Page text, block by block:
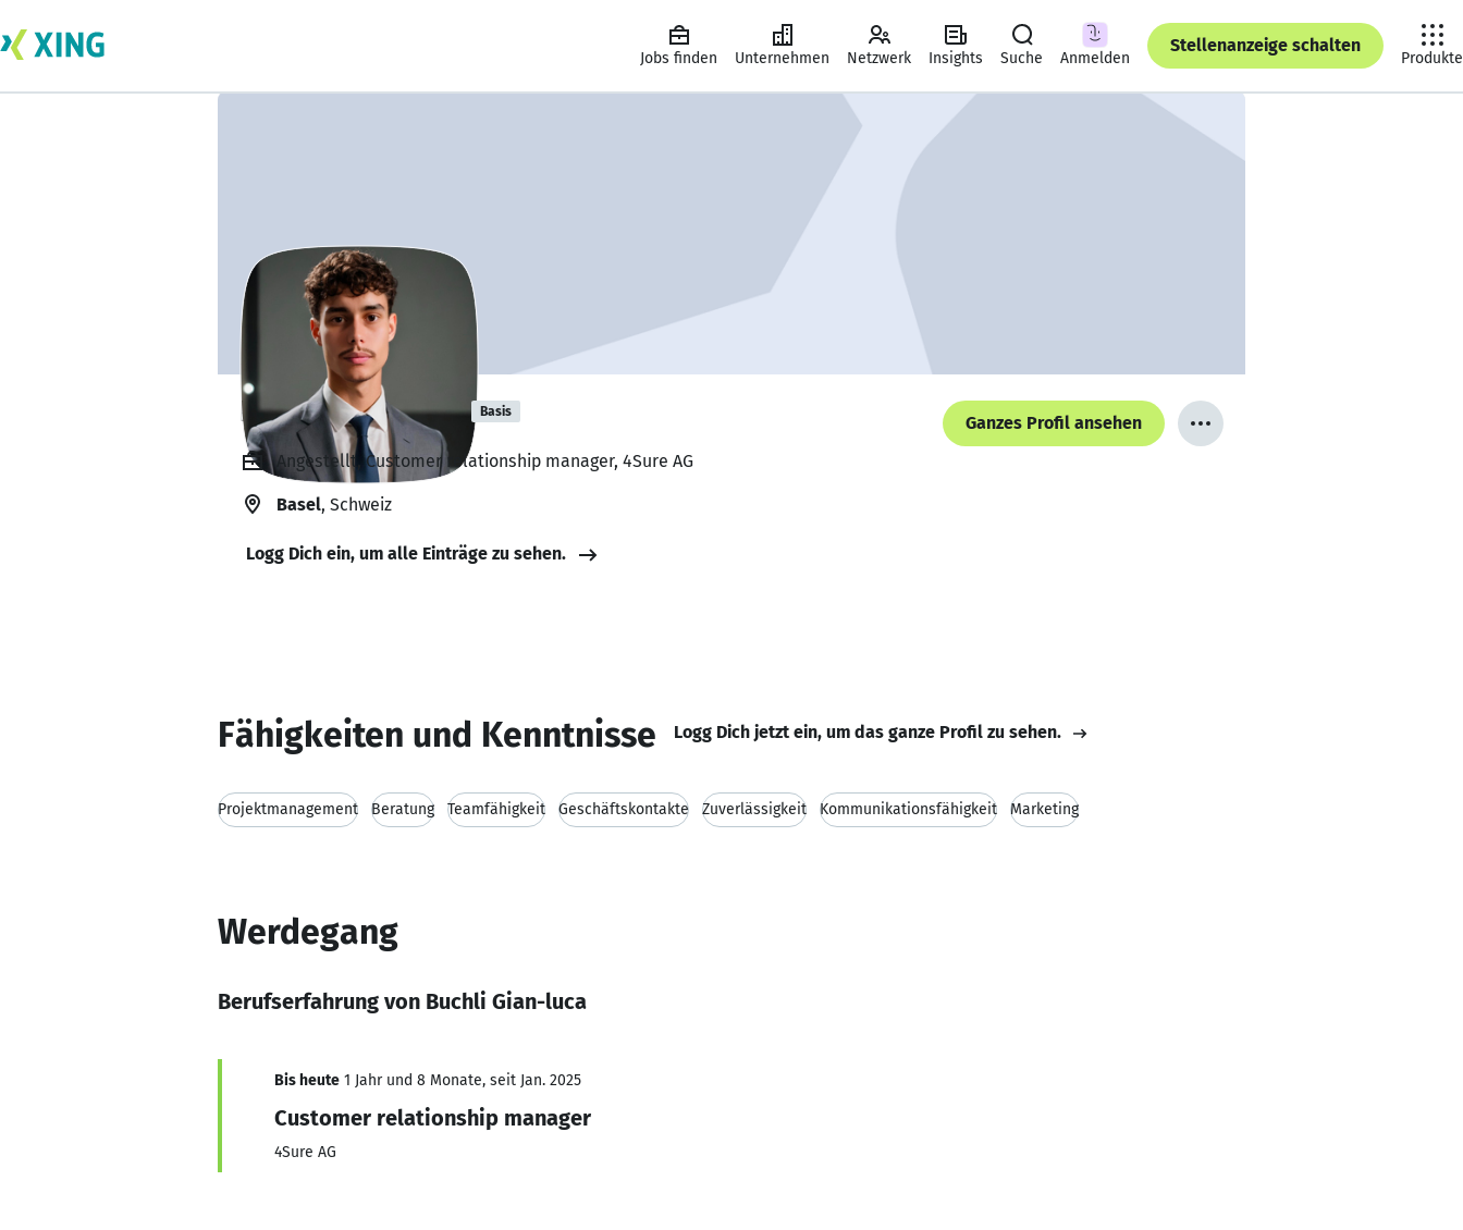
Jobs finden Unternehmen Netzwerk Insights Suche Anmelden
Stellenanzeige schalten
Produkte
Buchli Gian-luca Basis
Ganzes Profil ansehen
Angestellt, Customer relationship manager, 4Sure AG
Basel, Schweiz
Logg Dich ein, um alle Einträge zu sehen.
Fähigkeiten und Kenntnisse Logg Dich jetzt ein, um das ganze Profil zu sehen.
Projektmanagement Beratung Teamfähigkeit Geschäftskontakte Zuverlässigkeit Kommunikationsfähigkeit Marketing
Werdegang
Berufserfahrung von Buchli Gian-luca
Bis heute 1 Jahr und 8 Monate, seit Jan. 2025
Customer relationship manager
4Sure AG